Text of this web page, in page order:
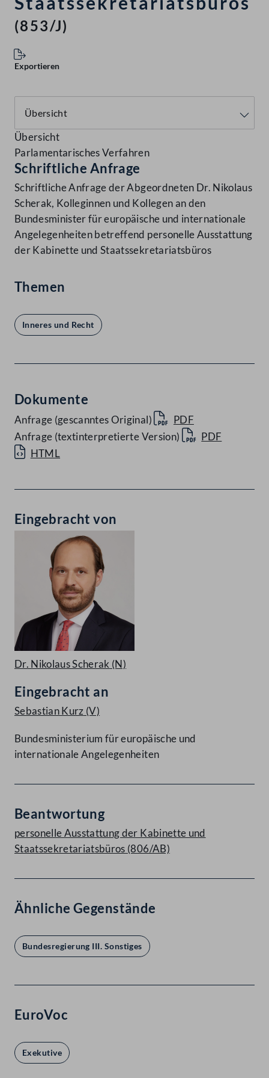
(853/J)
Exportieren
Übersicht
Parlamentarisches Verfahren
Schriftliche Anfrage
Schriftliche Anfrage der Abgeordneten Dr. Nikolaus
Scherak, Kolleginnen und Kollegen an den
Bundesminister für europäische und internationale
Angelegenheiten betreffend personelle Ausstattung
der Kabinette und Staatssekretariatsbüros
Themen
Inneres und Recht
Dokumente
Anfrage (gescanntes Original)
PDF
Anfrage (textinterpretierte Version)
PDF
HTML
Eingebracht von
Dr. Nikolaus Scherak (N)
Eingebracht an
Sebastian Kurz (V)
Bundesministerium für europäische und
internationale Angelegenheiten
Beantwortung
personelle Ausstattung der Kabinette und
Staatssekretariatsbüros (806/AB)
Ähnliche Gegenstände
Bundesregierung III. Sonstiges
EuroVoc
Exekutive